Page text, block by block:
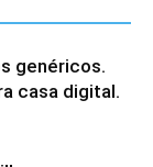
genéricos.
casa digital.